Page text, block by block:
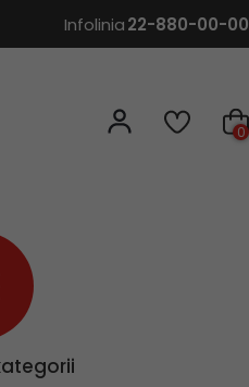
Infolinia22-880-00-00
0